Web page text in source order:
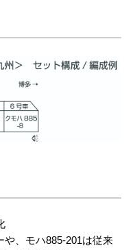
、モハ885-201は従来